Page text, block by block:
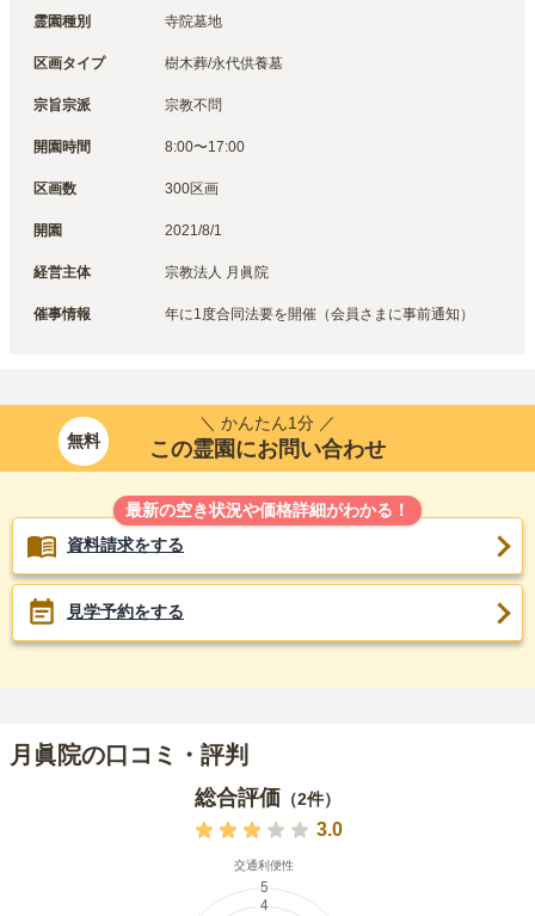
霊園種別 寺院墓地
区画タイプ 樹木葬/永代供養墓
宗旨宗派 宗教不問
開園時間 8:00〜17:00
区画数 300区画
開園 2021/8/1
経営主体 宗教法人 月眞院
催事情報 年に1度合同法要を開催（会員さまに事前通知）
無料
＼ かんたん1分 ／
この霊園にお問い合わせ
最新の空き状況や価格詳細がわかる！
資料請求をする
見学予約をする
月眞院の口コミ・評判
総合評価 （2件）
3.0